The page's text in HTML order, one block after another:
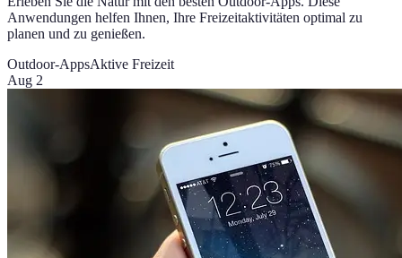
Anwendungen helfen Ihnen, Ihre Freizeitaktivitäten optimal zu
planen und zu genießen.
Outdoor-AppsAktive Freizeit
Aug 2